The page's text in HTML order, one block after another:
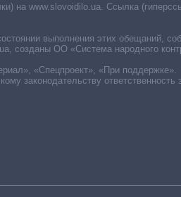
на www.slovoidilo.ua. Ссылка
выполнения этих обещаний,
созданы ОО «Система народного
«Спецпроект», «При поддержке».
законодательству ответственность